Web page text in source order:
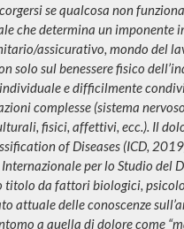
se qualcosa non
che determina un imponente
assicurativo, mondo del
solo sul benessere fisico
e difficilmente
complesse (sistema
fisici, affettivi, ecc.). Il
of Diseases (ICD,
per lo Studio del
titolo da fattori biologici,
attuale delle conoscenze
a quella di dolore come